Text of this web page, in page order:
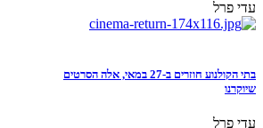
עדי פרל
בתי הקולנוע חוזרים ב-27 במאי, אלה הסרטים
שיוקרנו
עדי פרל